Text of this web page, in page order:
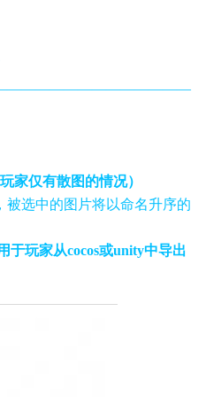
家仅有散图的情况）
选中的图片将以命名升序的
于玩家从cocos或unity中导出